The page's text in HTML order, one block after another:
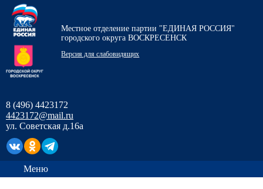
Местное отделение партии "ЕДИНАЯ РОССИЯ"
городского округа ВОСКРЕСЕНСК
Версия для слабовидящих
8 (496) 4423172
4423172@mail.ru
ул. Советская д.16а
Меню